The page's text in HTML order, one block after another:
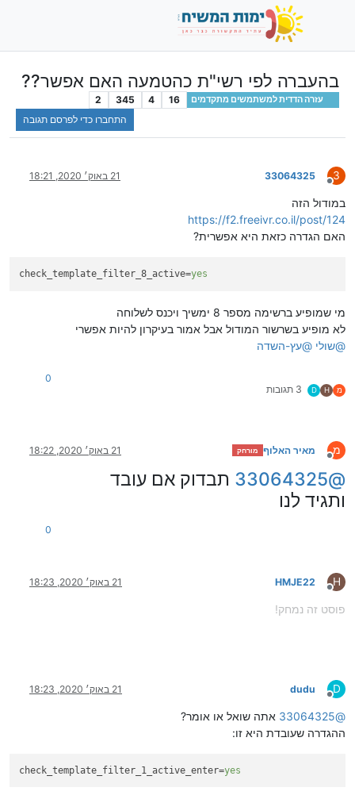
בהעברה לפי רשי"ת כהטמעה האם אפשר??
עזרה הדדית למשתמשים מתקדמים 16
4
345
2
התחברו כדי לפרסם תגובה
3
מנותק
33064325 21 באוק׳ 2020, 18:21
במודול הזה
https://f2.freeivr.co.il/post/124
האם הגדרה כזאת היא אפשרית?
check_template_filter_8_active=yes
מי שמופיע ברשימה מספר 8 ימשיך ויכנס לשלוחה
לא מופיע בשרשור המודול אבל אמור בעיקרון להיות אפשרי
@שולי @עץ-השדה
מ H
D 3 תגובות
0
מ
מנותק
מאיר האלוף מורחק 21 באוק׳ 2020, 18:22
@
33064325 תבדוק אם עובד
ותגיד לנו
0
H
מנותק
HMJE22 21 באוק׳ 2020, 18:23
פוסט זה נמחק!
D
מנותק
dudu 21 באוק׳ 2020, 18:23
@
33064325 אתה שואל או אומר?
ההגדרה שעובדת היא זו:
check_template_filter_1_active_enter=yes